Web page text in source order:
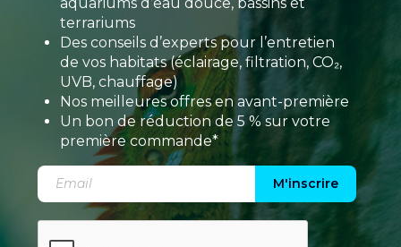
aquariums d’eau douce, bassins et
terrariums
Des conseils d’experts pour l’entretien
de vos habitats (éclairage, filtration, CO₂,
UVB, chauffage)
Nos meilleures offres en avant-première
Un bon de réduction de 5 % sur votre
première commande*
M'inscrire